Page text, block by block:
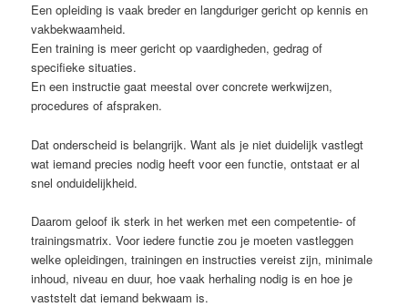
Een opleiding is vaak breder en langduriger gericht op kennis en
vakbekwaamheid.
Een training is meer gericht op vaardigheden, gedrag of
specifieke situaties.
En een instructie gaat meestal over concrete werkwijzen,
procedures of afspraken.
Dat onderscheid is belangrijk. Want als je niet duidelijk vastlegt
wat iemand precies nodig heeft voor een functie, ontstaat er al
snel onduidelijkheid.
Daarom geloof ik sterk in het werken met een competentie- of
trainingsmatrix. Voor iedere functie zou je moeten vastleggen
welke opleidingen, trainingen en instructies vereist zijn, minimale
inhoud, niveau en duur, hoe vaak herhaling nodig is en hoe je
vaststelt dat iemand bekwaam is.